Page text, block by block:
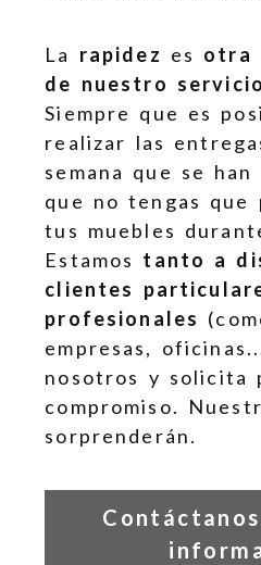
La rapidez es otra
de nuestro
Siempre que es
realizar las
semana que se
que no tengas que
tus muebles
Estamos tanto a
clientes
profesionales
empresas,
nosotros y solicita
compromiso.
sorprenderán.